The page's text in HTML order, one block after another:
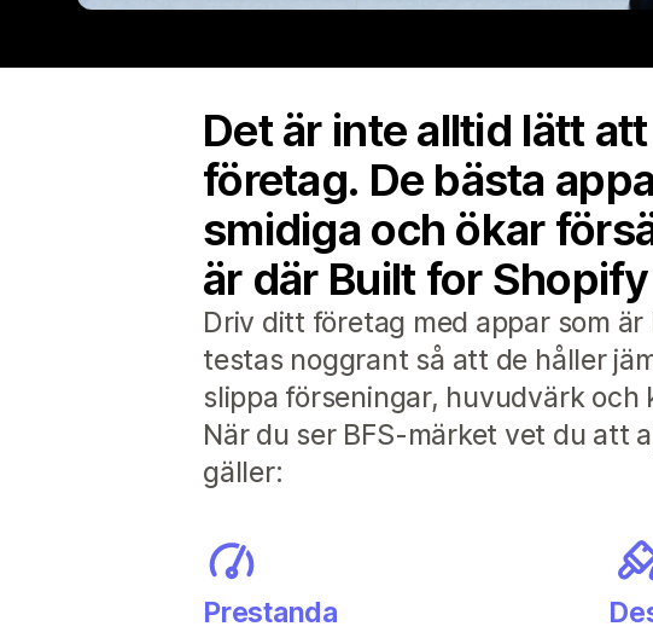
Det är inte alltid lätt
företag. De bästa
smidiga och ökar
är där Built for
Driv ditt företag med appar som
testas noggrant så att de håller
slippa förseningar, huvudvärk och
När du ser BFS-märket vet du att
gäller:
Prestanda